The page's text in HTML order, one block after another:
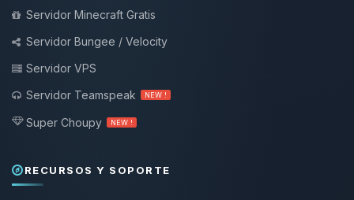
Servidor Minecraft Gratis
Servidor Bungee / Velocity
Servidor VPS
Servidor Teamspeak
NEW !
Super Choupy NEW !
RECURSOS Y SOPORTE